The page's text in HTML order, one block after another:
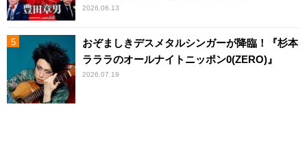
2026.06.13
おぞましきデスメタルシンガーが降臨！『杉本
ラララのオールナイトニッポン0(ZERO)』
2026.07.19